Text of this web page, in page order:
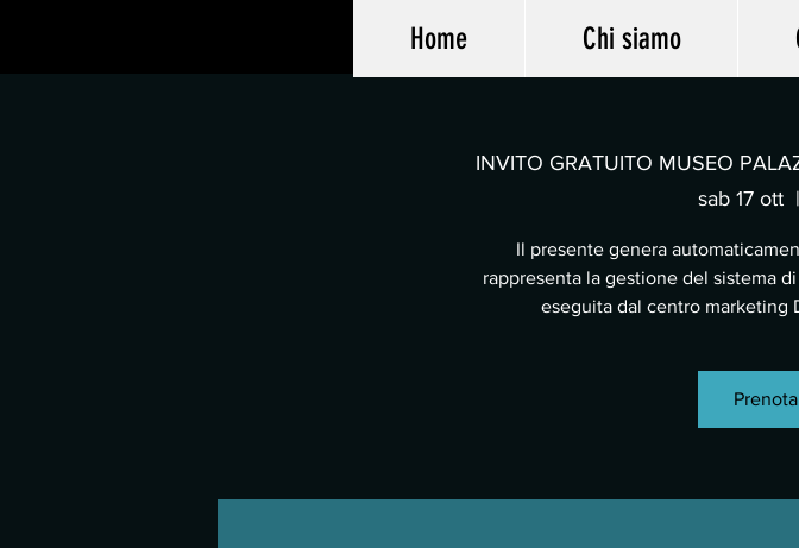
Home Chi siamo
INVITO GRATUITO MUSEO
sab 17 ott
  |
Il presente genera
rappresenta la gestione del sistema
eseguita dal centro marketing